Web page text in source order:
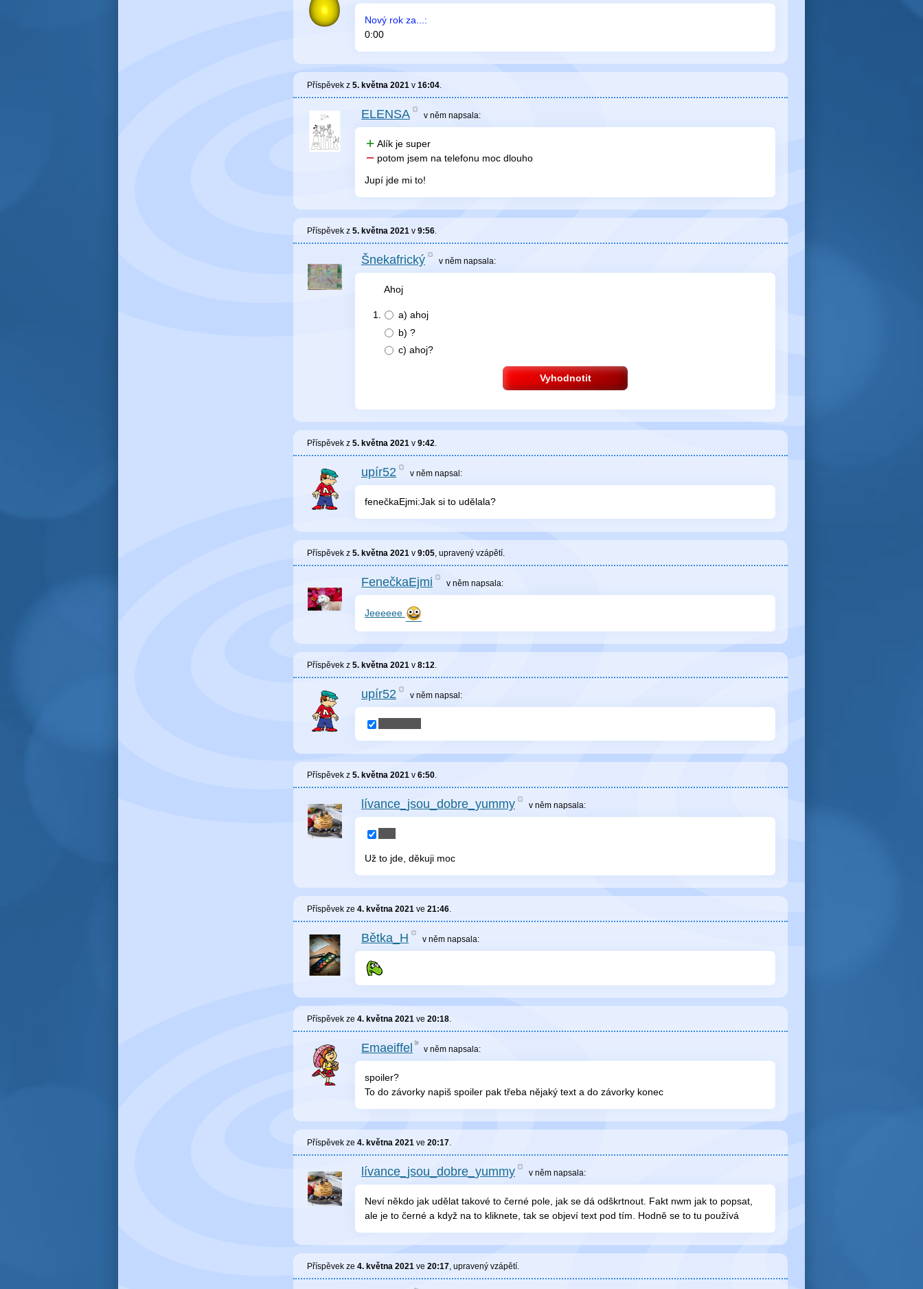
Nový rok za...:
0:00
Příspěvek z 5. května 2021 v 16:04.
ELENSA v němnapsala:
Alík je super
potom jsem na telefonu moc dlouho
Jupí jde mi to!
Příspěvek z 5. května 2021 v 9:56.
Šnekafrický v němnapsala:
Ahoj
a) ahoj
b) ?
c) ahoj?
Vyhodnotit
Příspěvek z 5. května 2021 v 9:42.
upír52 v němnapsal:
fenečkaEjmi:Jak si to udělala?
Příspěvek z 5. května 2021 v 9:05, upravený vzápětí.
FenečkaEjmi v němnapsala:
Jeeeeee
Příspěvek z 5. května 2021 v 8:12.
upír52 v němnapsal:
Příspěvek z 5. května 2021 v 6:50.
lívance_jsou_dobre_yummy v němnapsala:
Už to jde, děkuji moc
Příspěvek ze 4. května 2021 ve 21:46.
Bětka_H v němnapsala:
Příspěvek ze 4. května 2021 ve 20:18.
Emaeiffel v něm napsala:
spoiler?
To do závorky napiš spoiler pak třeba nějaký text a do závorky konec
Příspěvek ze 4. května 2021 ve 20:17.
lívance_jsou_dobre_yummy v němnapsala:
Neví někdo jak udělat takové to černé pole, jak se dá odškrtnout. Fakt nwm jak to popsat,
ale je to černé a když na to kliknete, tak se objeví text pod tím. Hodně se to tu používá
Příspěvek ze 4. května 2021 ve 20:17, upravený vzápětí.